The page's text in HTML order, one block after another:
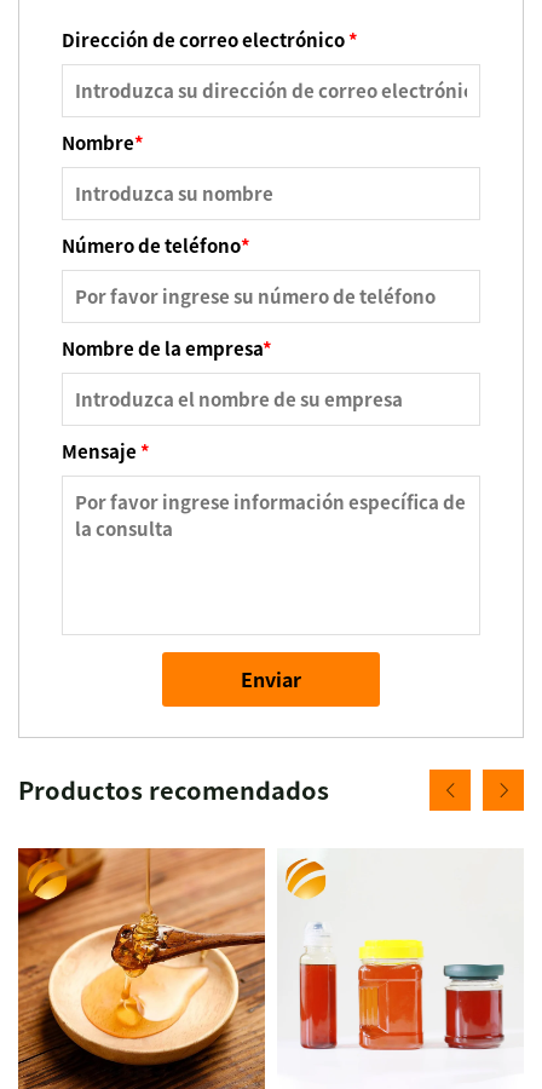
Dirección de correo electrónico*
Nombre*
Número de teléfono*
Nombre de la empresa*
Mensaje*
Enviar
Productos recomendados